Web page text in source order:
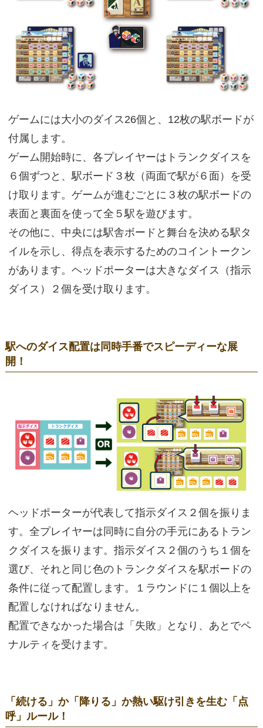
ゲームには大小のダイス26個と、12枚の駅ボードが
付属します。
ゲーム開始時に、各プレイヤーはトランクダイスを
６個ずつと、駅ボード３枚（両面で駅が６面）を受
け取ります。ゲームが進むごとに３枚の駅ボードの
表面と裏面を使って全５駅を遊びます。
その他に、中央には駅舎ボードと舞台を決める駅タ
イルを示し、得点を表示するためのコイントークン
があります。ヘッドポーターは大きなダイス（指示
ダイス）２個を受け取ります。
駅へのダイス配置は同時手番でスピーディーな展
開！
ヘッドポーターが代表して指示ダイス２個を振りま
す。全プレイヤーは同時に自分の手元にあるトラン
クダイスを振ります。指示ダイス２個のうち１個を
選び、それと同じ色のトランクダイスを駅ボードの
条件に従って配置します。１ラウンドに１個以上を
配置しなければなりません。
配置できなかった場合は「失敗」となり、あとでペ
ナルティを受けます。
「続ける」か「降りる」か熱い駆け引きを生む「点
呼」ルール！